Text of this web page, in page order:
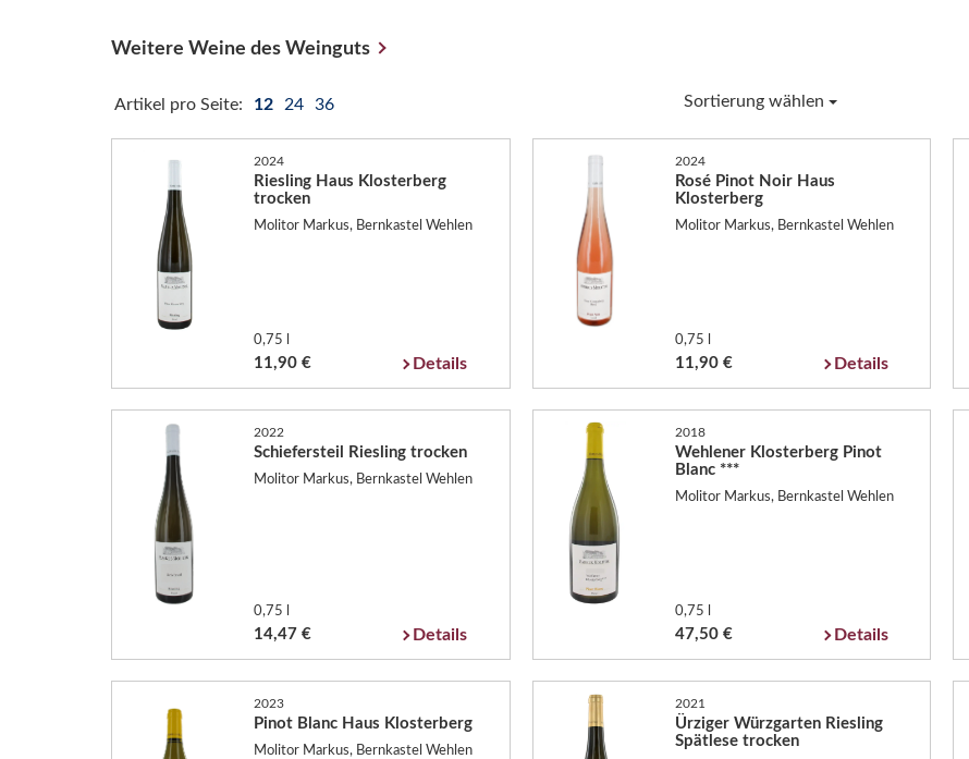
Weitere Weine des Weinguts
Artikel pro Seite: 12 24 36 Sortierung wählen
2024
Riesling Haus Klosterberg
trocken
Molitor Markus, Bernkastel Wehlen
0,75 l
11,90 € Details
2024
Rosé Pinot Noir Haus
Klosterberg
Molitor Markus, Bernkastel Wehlen
0,75 l
11,90 € Details
2022
Schiefersteil Riesling trocken
Molitor Markus, Bernkastel Wehlen
0,75 l
14,47 € Details
2018
Wehlener Klosterberg Pinot
Blanc ***
Molitor Markus, Bernkastel Wehlen
0,75 l
47,50 € Details
2023
Pinot Blanc Haus Klosterberg
Molitor Markus, Bernkastel Wehlen
2021
Ürziger Würzgarten Riesling
Spätlese trocken